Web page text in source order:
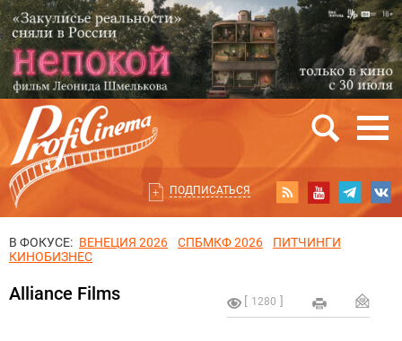
ПОДПИСАТЬСЯ
В ФОКУСЕ: ВЕНЕЦИЯ 2026 СПБМКФ 2026
ПИТЧИНГИ
КИНОБИЗНЕС
1280
Alliance Films